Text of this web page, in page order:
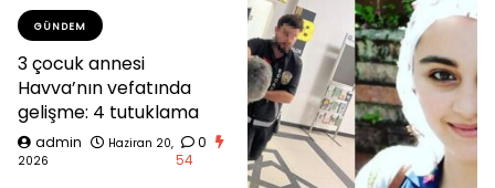
GÜNDEM
3 çocuk annesi
Havva’nın vefatında
gelişme: 4 tutuklama
admin
Haziran 20,
2026
0
54